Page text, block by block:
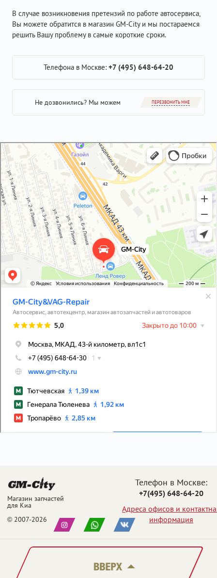
В случае возникновения претензий по работе автосервиса,
Вы можете обратится в магазин GM-City и мы постараемся
решить Вашу проблему в самые короткие сроки.
Телефона в Москве: +7 (495) 648-64-20
Не дозвонились? Мы можем ПЕРЕЗВОНИТЬ МНЕ
GM-City&VAG-Repair
Автосервис, автотехцентр в Москве
Магазин автозапчастей и автотоваров в Москве
Магазин запчастей
для Киа
© 2007-2026
Телефон в Москве:
+7(495) 648-64-20
Адреса офисов и
информация